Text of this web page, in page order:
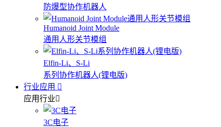
防爆型协作机器人
Humanoid Joint Module
通用人形关节模组
Elfin-Li、S-Li
系列协作机器人(锂电版)
行业应用
应用行业
3C电子